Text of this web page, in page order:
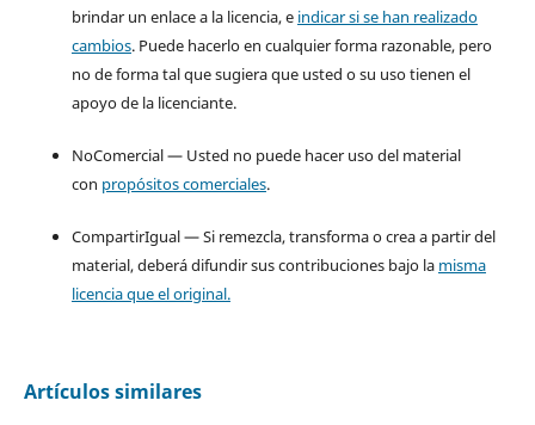
brindar un enlace a la licencia, e indicar si se han realizado
cambios. Puede hacerlo en cualquier forma razonable, pero
no de forma tal que sugiera que usted o su uso tienen el
apoyo de la licenciante.
NoComercial — Usted no puede hacer uso del material
con propósitos comerciales.
CompartirIgual — Si remezcla, transforma o crea a partir del
material, deberá difundir sus contribuciones bajo la misma
licencia que el original.
Artículos similares